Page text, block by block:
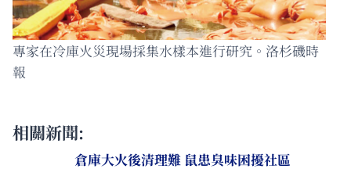
專家在冷庫火災現場採集水樣本進行研究。洛杉磯時
報
相關新聞:
倉庫大火後清理難 鼠患臭味困擾社區